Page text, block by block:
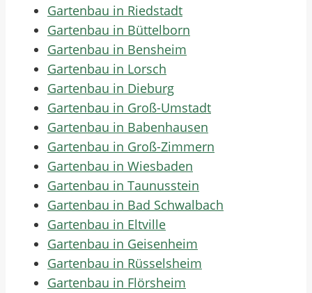
Gartenbau in Riedstadt
Gartenbau in Büttelborn
Gartenbau in Bensheim
Gartenbau in Lorsch
Gartenbau in Dieburg
Gartenbau in Groß-Umstadt
Gartenbau in Babenhausen
Gartenbau in Groß-Zimmern
Gartenbau in Wiesbaden
Gartenbau in Taunusstein
Gartenbau in Bad Schwalbach
Gartenbau in Eltville
Gartenbau in Geisenheim
Gartenbau in Rüsselsheim
Gartenbau in Flörsheim